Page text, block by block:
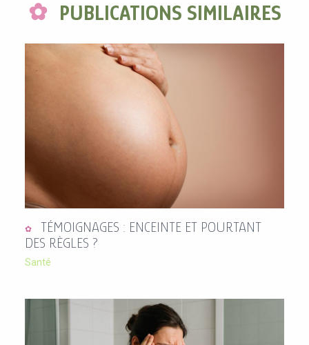
PUBLICATIONS SIMILAIRES
TÉMOIGNAGES : ENCEINTE ET POURTANT
DES RÈGLES ?
Santé